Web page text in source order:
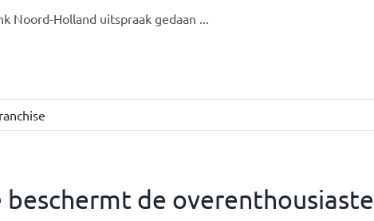
Noord-Holland uitspraak gedaan ...
de overenthousiaste